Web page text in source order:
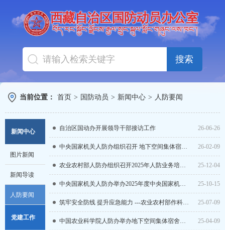
搜索
当前位置： 首页 > 国防动员 > 新闻中心 > 人防要闻
新闻中心
图片新闻
新闻导读
人防要闻
党建工作
自治区国动办开展领导干部接访工作 26-06-26
中央国家机关人防办组织召开 地下空间集体宿舍问题整改工作推进会 26-02-09
农业农村部人防办组织召开2025年人防业务培训会 25-12-04
中央国家机关人防办举办2025年度中央国家机关人防综合业务培训班 25-10-15
筑牢安全防线 提升应急能力 ---农业农村部作科所开展地下室宿舍疏散应急演练 25-07-09
中国农业科学院人防办举办地下空间集体宿舍检查现场培训班 25-04-09